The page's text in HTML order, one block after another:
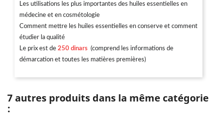
Les utilisations les plus importantes des huiles essentielles en
médecine et en cosmétologie
Comment mettre les huiles essentielles en conserve et comment
étudier la qualité
Le prix est de 250 dinars (comprend les informations de
démarcation et toutes les matières premières)
7 autres produits dans la même catégorie
: